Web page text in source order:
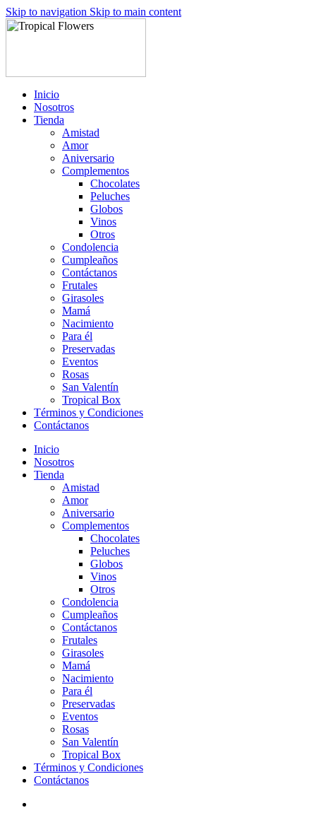
Skip to navigation Skip to main content
Inicio
Nosotros
Tienda
Amistad
Amor
Aniversario
Complementos
Chocolates
Peluches
Globos
Vinos
Otros
Condolencia
Cumpleaños
Contáctanos
Frutales
Girasoles
Mamá
Nacimiento
Para él
Preservadas
Eventos
Rosas
San Valentín
Tropical Box
Términos y Condiciones
Contáctanos
Inicio
Nosotros
Tienda
Amistad
Amor
Aniversario
Complementos
Chocolates
Peluches
Globos
Vinos
Otros
Condolencia
Cumpleaños
Contáctanos
Frutales
Girasoles
Mamá
Nacimiento
Para él
Preservadas
Eventos
Rosas
San Valentín
Tropical Box
Términos y Condiciones
Contáctanos